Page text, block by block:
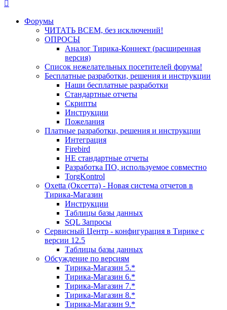
Форумы
ЧИТАТЬ ВСЕМ, без исключений!
ОПРОСЫ
Аналог Тирика-Коннект (расширенная
версия)
Список нежелательных посетителей форума!
Бесплатные разработки, решения и инструкции
Наши бесплатные разработки
Стандартные отчеты
Скрипты
Инструкции
Пожелания
Платные разработки, решения и инструкции
Интеграция
Firebird
НЕ стандартные отчеты
Разработка ПО, используемое совместно
TorgKontrol
Oxetta (Оксетта) - Новая система отчетов в
Тирика-Магазин
Инструкции
Таблицы базы данных
SQL Запросы
Сервисный Центр - конфигурация в Тирике с
версии 12.5
Таблицы базы данных
Обсуждение по версиям
Тирика-Магазин 5.*
Тирика-Магазин 6.*
Тирика-Магазин 7.*
Тирика-Магазин 8.*
Тирика-Магазин 9.*